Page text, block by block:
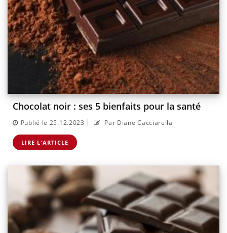
Chocolat noir : ses 5 bienfaits pour la santé
Publié le 25.12.2023 | Par Diane Cacciarella
LIRE L'ARTICLE